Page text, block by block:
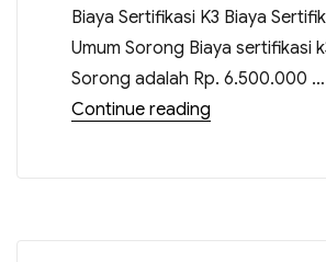
Biaya Sertifikasi K3 Biaya
Umum Sorong Biaya sertifikasi
Sorong adalah Rp. 6.500.000 …
Continue reading